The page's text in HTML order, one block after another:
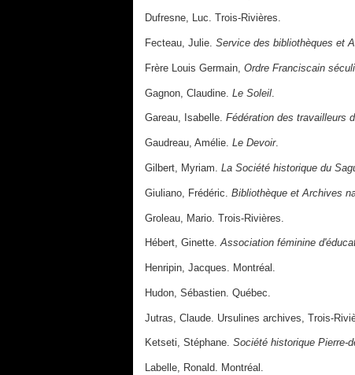
Dufresne, Luc. Trois-Rivières.
Fecteau, Julie. Service des bibliothèques et
Frère Louis Germain, Ordre Franciscain
Gagnon, Claudine. Le Soleil
Gareau, Isabelle. Fédération des travailleurs
Gaudreau, Amélie. Le Devoir.
Gilbert, Myriam. La Société historique du
Giuliano, Frédéric. Bibliothèque et Archives
Groleau, Mario. Trois-Rivières.
Hébert, Ginette.Association féminine
Henripin, Jacques. Montréal.
Hudon, Sébastien. Québec.
Jutras, Claude. Ursulines archives, Trois-
Ketseti, Stéphane. Société historique Pierre-
Labelle, Ronald. Montréal.